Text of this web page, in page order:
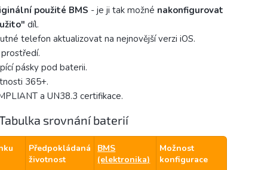
použité BMS - je ji tak možné nakonfigurovat
díl.
telefon aktualizovat na nejnovější verzi iOS.
pásky pod baterii.
365+.
a UN38.3 certifikace.
srovnání baterií
Předpokládaná
životnost
BMS
(elektronika)
Možnost
konfigurace